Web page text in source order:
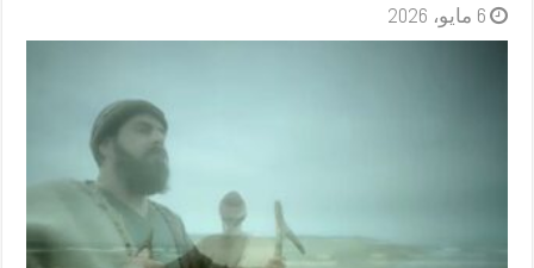
6 مايو، 2026